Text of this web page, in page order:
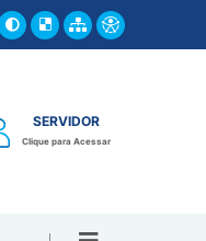
SERVIDOR
Clique para Acessar